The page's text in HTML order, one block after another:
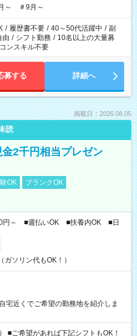
～ ＃9月～
/ 履歴書不要 / 40～50代活躍中 / 副
由 / シフト勤務 / 10名以上の大量募
ンスキル不要
募する 詳細へ
掲載日：2026.08.05
読
2千円相当プレゼン
OK
ブランクOK
円～ ■週払いOK ■扶養内OK ■日
ガソリン代もOK！）
近くでご希望の勤務地を紹介しま